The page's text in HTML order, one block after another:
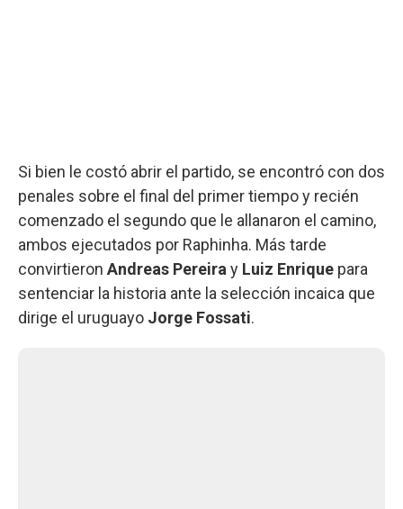
Si bien le costó abrir el partido, se encontró con dos
penales sobre el final del primer tiempo y recién
comenzado el segundo que le allanaron el camino,
ambos ejecutados por Raphinha. Más tarde
convirtieron Andreas Pereira y Luiz Enrique para
sentenciar la historia ante la selección incaica que
dirige el uruguayo Jorge Fossati.